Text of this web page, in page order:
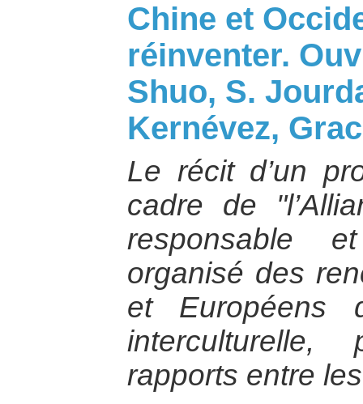
Chine et
réinventer.
Shuo, S.
Kernévez,
Le récit d’un
cadre de
responsable
organisé des
et Européens
rapports entre